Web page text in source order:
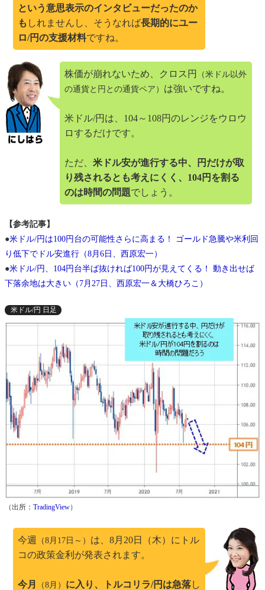
という意思表示のインタビューだったのか
も しれませんし、そうなれば長期的にユー
ロ/円の支援材料ですね。
株価が崩れないため、クロス円
（米ドル以外
の通貨と円との通貨ペア） は強いですね。
米ドル/円は、104～108円のレンジをウロウ
ロするだけです。
ただ、 米ドル安が進行する中、円だけが取
り残されるとも考えにくく、104円を割る
のは時間の問題でしょう。
【参考記事】
●米ドル/円は100円台の可能性さらに高まる！ ゴールド急騰や米利回
り低下でドル安進行（8月6日、西原宏一）
●米ドル/円、104円台半ば抜ければ100円が見えてくる！ 動き出せば
下落余地は大きい（7月27日、西原宏一＆大橋ひろこ）
米ドル/円 日足
（出所： TradingView）
今週 （8月17日～） は、8月20日（木）にトル
コの政策金利が発表されます。
今月 （8月） に入り、トルコリラ/円は急落し